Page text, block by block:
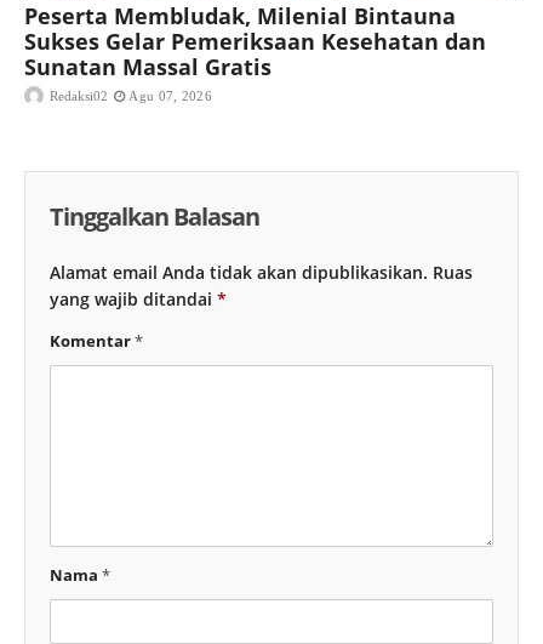
Peserta Membludak, Milenial Bintauna
Sukses Gelar Pemeriksaan Kesehatan dan
Sunatan Massal Gratis
Redaksi02 Agu 07, 2026
Tinggalkan Balasan
Alamat email Anda tidak akan dipublikasikan. Ruas
yang wajib ditandai *
Komentar*
Nama *